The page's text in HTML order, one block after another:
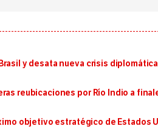
y desata nueva crisis
reubicaciones por Río Indio a
objetivo estratégico de Estados